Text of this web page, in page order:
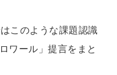
このような課題認識
ワール」提言をまと